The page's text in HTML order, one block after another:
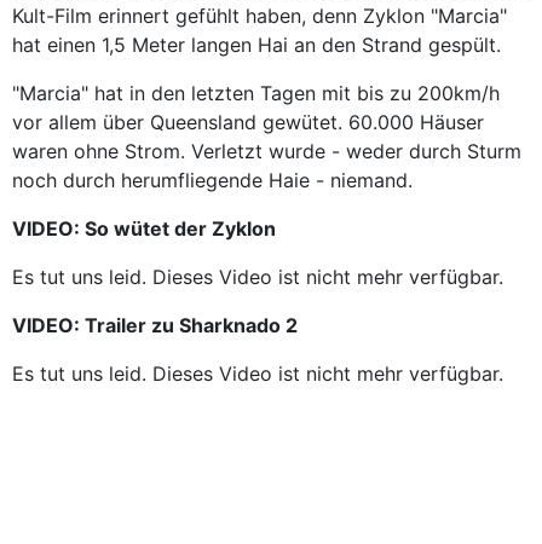
Kult-Film erinnert gefühlt haben, denn Zyklon "Marcia"
hat einen 1,5 Meter langen Hai an den Strand gespült.
"Marcia" hat in den letzten Tagen mit bis zu 200km/h
vor allem über Queensland gewütet. 60.000 Häuser
waren ohne Strom. Verletzt wurde - weder durch Sturm
noch durch herumfliegende Haie - niemand.
VIDEO: So wütet der Zyklon
Es tut uns leid. Dieses Video ist nicht mehr verfügbar.
VIDEO: Trailer zu Sharknado 2
Es tut uns leid. Dieses Video ist nicht mehr verfügbar.